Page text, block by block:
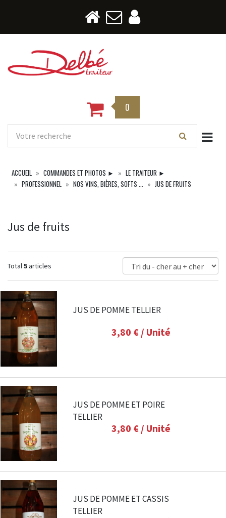
0
ACCUEIL COMMANDES ET PHOTOS ►
LE TRAITEUR ►
PROFESSIONNEL
NOS VINS, BIÈRES, SOFTS ... JUS DE FRUITS
Jus de fruits
Total5articles
JUS DE POMME TELLIER
3,80 € / Unité
JUS DE POMME ET POIRE
TELLIER
3,80 € / Unité
JUS DE POMME ET CASSIS
TELLIER